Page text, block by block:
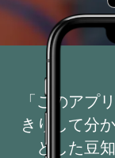
このアプ
きりして分
とした豆